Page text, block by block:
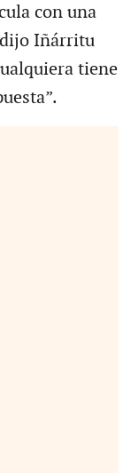
con una
Iñárritu
tiene